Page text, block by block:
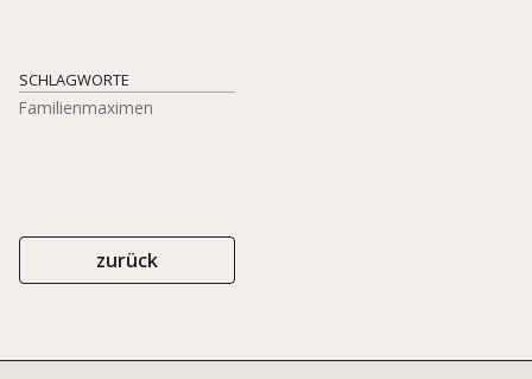
SCHLAGWORTE
Familienmaximen
zurück